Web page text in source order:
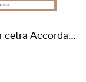
Corde per cetra Accordatura Bavarese